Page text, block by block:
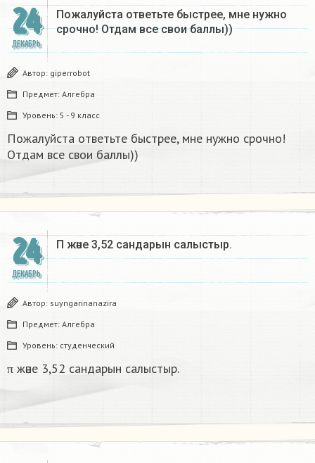
24
ДЕКАБРЬ
Пожалуйста ответьте быстрее, мне нужно
срочно! Отдам все свои баллы))
Автор: giperrobot
Предмет: Алгебра
Уровень: 5 - 9 класс
Пожалуйста ответьте быстрее, мне нужно срочно!
Отдам все свои баллы))
24
ДЕКАБРЬ
Π және 3,52 сандарын салыстыр. ​
Автор: suyngarinanazira
Предмет: Алгебра
Уровень: студенческий
π және 3,52 сандарын салыстыр.